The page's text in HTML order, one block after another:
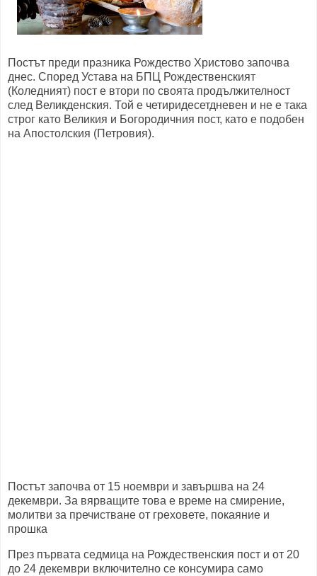
Постът преди празника Рождество Христово започва
днес. Според Устава на БПЦ Рождественският
(Коледният) пост е втори по своята продължителност
след Великденския. Той е четиридесетдневен и не е така
строг като Великия и Богородичния пост, като е подобен
на Апостолския (Петровия).
Постът започва от 15 ноември и завършва на 24
декември. За вярващите това е време на смирение,
молитви за пречистване от греховете, покаяние и
прошка
През първата седмица на Рождественския пост и от 20
до 24 декември включително се консумира само